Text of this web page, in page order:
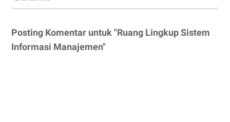
Posting Komentar untuk "Ruang Lingkup Sistem
Informasi Manajemen"